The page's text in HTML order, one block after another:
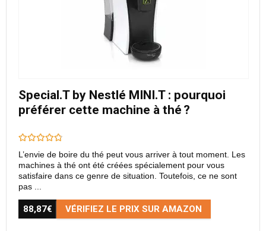
Special.T by Nestlé MINI.T : pourquoi
préférer cette machine à thé ?
L’envie de boire du thé peut vous arriver à tout moment. Les
machines à thé ont été créées spécialement pour vous
satisfaire dans ce genre de situation. Toutefois, ce ne sont
pas ...
88,87€ VÉRIFIEZ LE PRIX SUR AMAZON